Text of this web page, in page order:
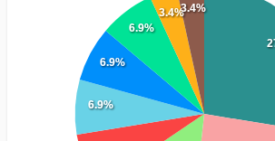
6.9%
6.9%
6.9%
3.4%3.4%